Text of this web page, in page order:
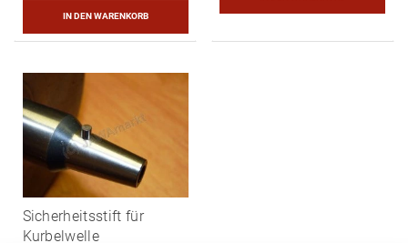
Sicherheitsstift für
Kurbelwelle